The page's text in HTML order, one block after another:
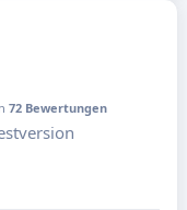
72 Bewertungen